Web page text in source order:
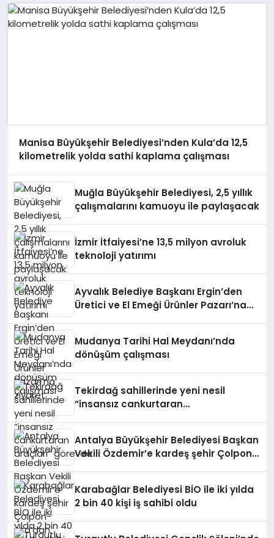
Manisa Büyükşehir Belediyesi’nden Kula’da 12,5
kilometrelik yolda sathi kaplama çalışması
Muğla Büyükşehir Belediyesi, 2,5 yıllık
çalışmalarını kamuoyu ile paylaşacak
İzmir İtfaiyesi’ne 13,5 milyon avroluk
teknoloji yatırımı
Ayvalık Belediye Başkanı Ergin’den
Üretici ve El Emeği Ürünler Pazarı’na
Mudanya Tarihi Hal Meydanı’nda
dönüşüm çalışması
Tekirdağ sahillerinde yeni nesil
“insansız cankurtaran
Antalya Büyükşehir Belediyesi Başkan
Vekili Özdemir’e kardeş şehir Çolpon-
Karabağlar Belediyesi BİO ile iki yılda
2 bin 40 kişi iş sahibi oldu